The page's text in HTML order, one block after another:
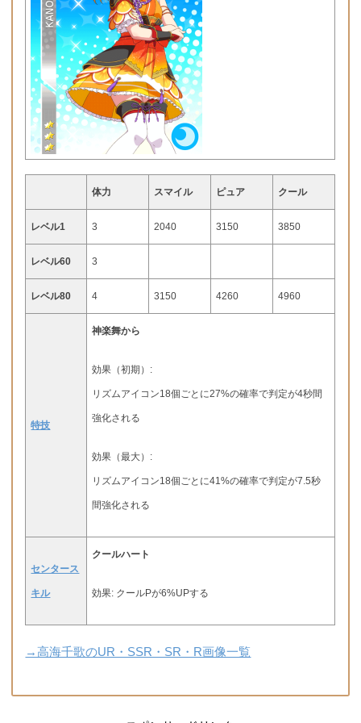
体力 スマイル ピュア クール
レベル1 3 2040 3150 3850
レベル60 3
レベル80 4 3150 4260 4960
特技
神楽舞から
効果（初期）:
リズムアイコン18個ごとに27%の確率で判定が4秒間
強化される
効果（最大）:
リズムアイコン18個ごとに41%の確率で判定が7.5秒
間強化される
センタース
キル
クールハート
効果: クールPが6%UPする
→高海千歌のUR・SSR・SR・R画像一覧